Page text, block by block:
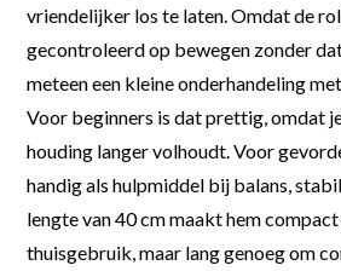
vriendelijker los te laten. Omdat de
gecontroleerd op bewegen zonder
meteen een kleine onderhandeling
Voor beginners is dat prettig, omdat
houding langer volhoudt. Voor
handig als hulpmiddel bij balans,
lengte van 40 cm maakt hem
thuisgebruik, maar lang genoeg om